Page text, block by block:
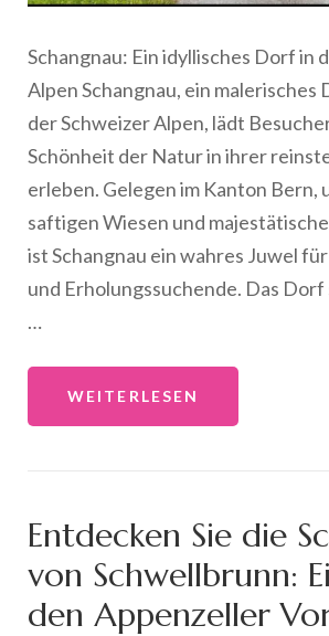
Schangnau: Ein idyllisches Dorf in
Alpen Schangnau, ein malerisches
der Schweizer Alpen, lädt
Schönheit der Natur in ihrer
erleben. Gelegen im Kanton Bern,
saftigen Wiesen und
ist Schangnau ein wahres Juwel
und Erholungssuchende. Das
…
WEITERLESEN
Entdecken Sie die
von Schwellbrunn:
den Appenzeller